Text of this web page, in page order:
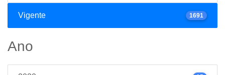
Vigente 1691
Ano